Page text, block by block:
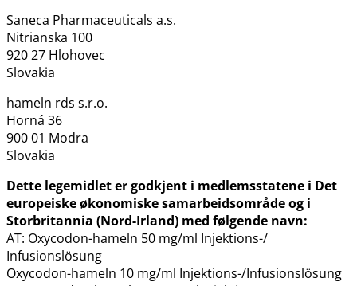
Saneca Pharmaceuticals a.s.
Nitrianska 100
920 27 Hlohovec
Slovakia
hameln rds s.r.o.
Horná 36
900 01 Modra
Slovakia
Dette legemidlet er godkjent i medlemsstatene i Det
europeiske økonomiske samarbeidsområde og i
Storbritannia (Nord-Irland) med følgende navn:
AT: Oxycodon-hameln 50 mg/ml Injektions-​/​
Infusionslösung
Oxycodon-hameln 10 mg/ml Injektions-​/​Infusionslösung